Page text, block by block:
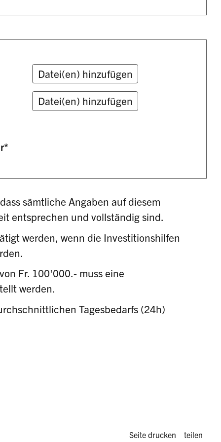
*
sämtliche Angaben auf diesem
entsprechen und vollständig sind.
werden, wenn die Investitionshilfen
Fr. 100'000.- muss eine
werden.
Tagesbedarfs (24h)
Diese
Seite drucken teilen